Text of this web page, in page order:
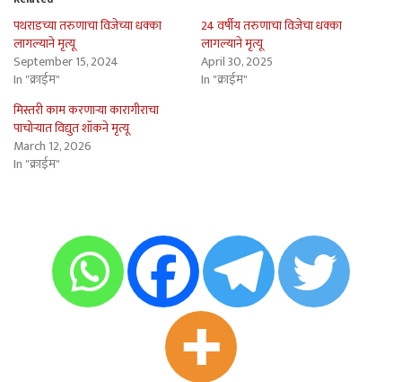
पथराडच्या तरुणाचा विजेच्या धक्का
लागल्याने मृत्यू
September 15, 2024
In "क्राईम"
24 वर्षीय तरुणाचा विजेचा धक्का
लागल्याने मृत्यू
April 30, 2025
In "क्राईम"
मिस्तरी काम करणार्‍या कारागीराचा
पाचोर्‍यात विद्युत शॉकने मृत्यू
March 12, 2026
In "क्राईम"